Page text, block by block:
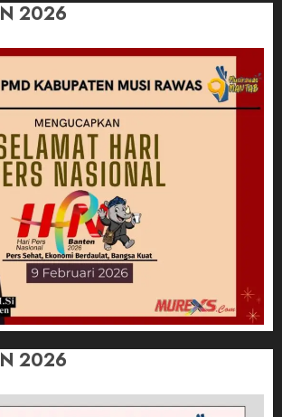
2026
2026